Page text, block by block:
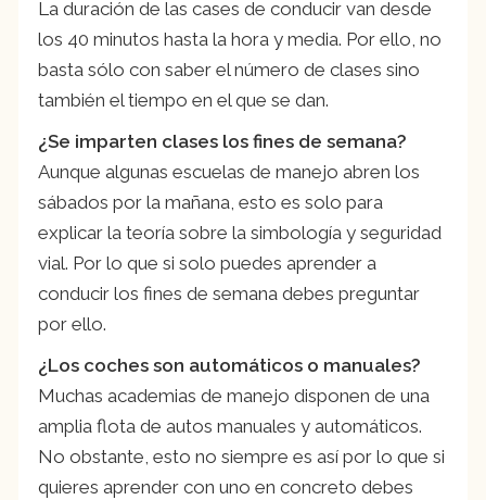
La duración de las cases de conducir van desde
los 40 minutos hasta la hora y media. Por ello, no
basta sólo con saber el número de clases sino
también el tiempo en el que se dan.
¿Se imparten clases los fines de semana?
Aunque algunas escuelas de manejo abren los
sábados por la mañana, esto es solo para
explicar la teoría sobre la simbología y seguridad
vial. Por lo que si solo puedes aprender a
conducir los fines de semana debes preguntar
por ello.
¿Los coches son automáticos o manuales?
Muchas academias de manejo disponen de una
amplia flota de autos manuales y automáticos.
No obstante, esto no siempre es así por lo que si
quieres aprender con uno en concreto debes